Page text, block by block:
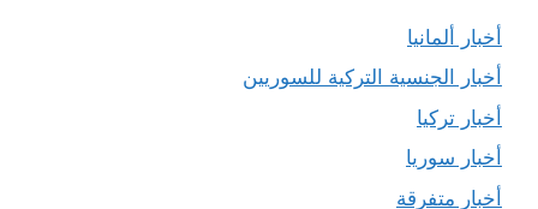
أخبار ألمانيا
أخبار الجنسية التركية للسوريين
أخبار تركيا
أخبار سوريا
أخبار متفرقة